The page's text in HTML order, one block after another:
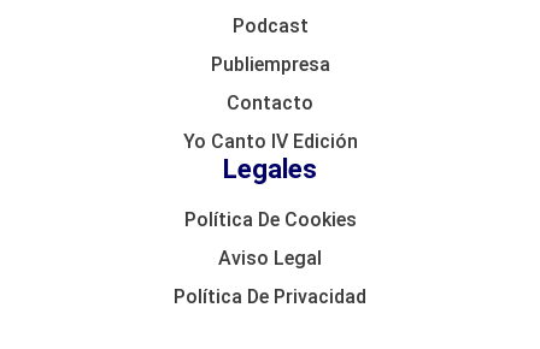
Podcast
Publiempresa
Contacto
Yo Canto IV Edición
Legales
Política De Cookies
Aviso Legal
Política De Privacidad